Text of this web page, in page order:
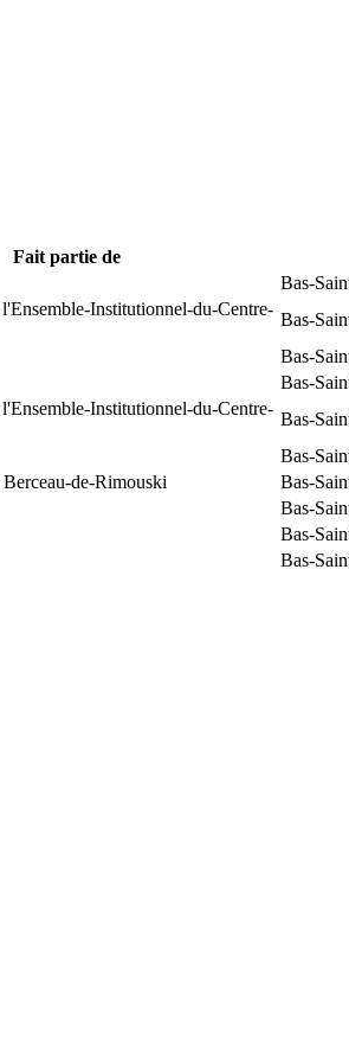
Fait partie de
Bas-
Institutionnel-du-Centre-
Bas-
Bas-
Bas-
Institutionnel-du-Centre-
Bas-
Bas-
de-Rimouski Bas-
Bas-
Bas-
Bas-